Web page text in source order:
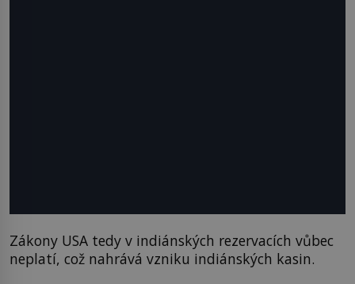
Zákony USA tedy v indiánských rezervacích vůbec
neplatí, což nahrává vzniku indiánských kasin.